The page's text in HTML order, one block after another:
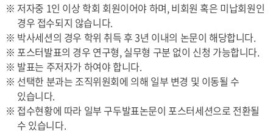
※ 저자중 1인 이상 학회 회원이어야 하며, 비회원 혹은 미납회원인
경우 접수되지 않습니다.
※ 박사세션의 경우 학위 취득 후 3년 이내의 논문이 해당합니다.
※ 포스터발표의 경우 연구형, 실무형 구분 없이 신청 가능합니다.
※ 발표는 주저자가 하여야 합니다.
※ 선택한 분과는 조직위원회에 의해 일부 변경 및 이동될 수
있습니다.
※ 접수현황에 따라 일부 구두발표논문이 포스터세션으로 전환될
수 있습니다.